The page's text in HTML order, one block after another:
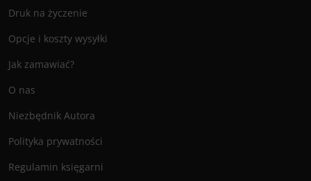
Druk na życzenie
Opcje i koszty wysyłki
Jak zamawiać?
O nas
Niezbędnik Autora
Polityka prywatności
Regulamin księgarni